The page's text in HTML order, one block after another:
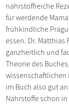
nährstoffreiche
für werdende
frühkindliche
essen. Dr.
ganzheitlich und
Theorie des
wissenschaftlichen
im Buch also gut
Nährstoffe schon